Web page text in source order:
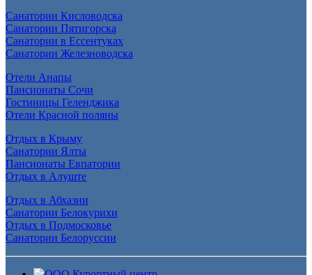
Санатории Кисловодска
Санатории Пятигорска
Санатории в Ессентуках
Санатории Железноводска
Отели Анапы
Пансионаты Сочи
Гостиницы Геленджика
Отели Красной поляны
Отдых в Крыму
Санатории Ялты
Пансионаты Евпатории
Отдых в Алуште
Отдых в Абхазии
Санатории Белокурихи
Отдых в Подмосковье
Санатории Белоруссии